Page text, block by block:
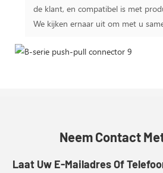
de klant, en compatibel is met
We kijken ernaar uit om met u
Neem Contact
Laat Uw E-Mailadres Of